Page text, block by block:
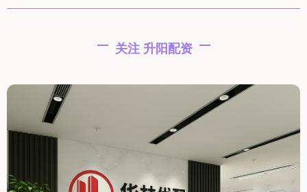
关注 升阳配资